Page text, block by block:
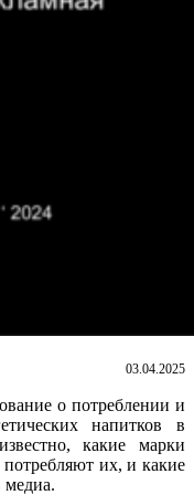
03.04.2025
о потреблении и
напитков в
какие марки
потребляют их, и какие
медиа.